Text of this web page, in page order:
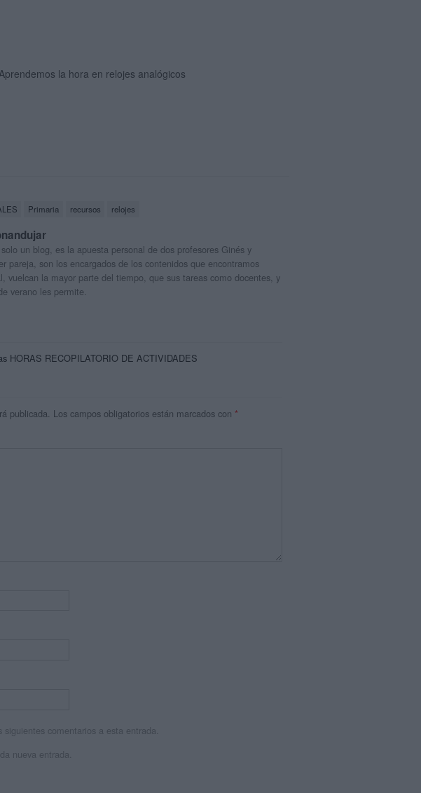
la hora en relojes analógicos
Primaria recursos relojes
un blog, es la apuesta personal de dos profesores Ginés y
pareja, son los encargados de los contenidos que encontramos
vuelcan la mayor parte del tiempo, que sus tareas como docentes, y
verano les permite.
HORAS RECOPILATORIO DE ACTIVIDADES
publicada. Los campos obligatorios están marcados con *
comentarios a esta entrada.
nueva entrada.